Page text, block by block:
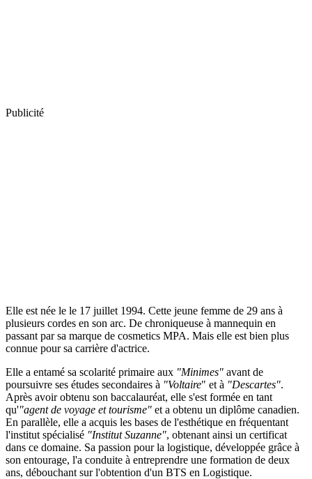
Publicité
Elle est née le le 17 juillet 1994. Cette jeune femme de 29 ans à
plusieurs cordes en son arc. De chroniqueuse à mannequin en
passant par sa marque de cosmetics MPA. Mais elle est bien plus
connue pour sa carrière d'actrice.
Elle a entamé sa scolarité primaire aux "Minimes" avant de
poursuivre ses études secondaires à "Voltaire" et à "Descartes".
Après avoir obtenu son baccalauréat, elle s'est formée en tant
qu'"agent de voyage et tourisme" et a obtenu un diplôme canadien.
En parallèle, elle a acquis les bases de l'esthétique en fréquentant
l'institut spécialisé "Institut Suzanne", obtenant ainsi un certificat
dans ce domaine. Sa passion pour la logistique, développée grâce à
son entourage, l'a conduite à entreprendre une formation de deux
ans, débouchant sur l'obtention d'un BTS en Logistique.